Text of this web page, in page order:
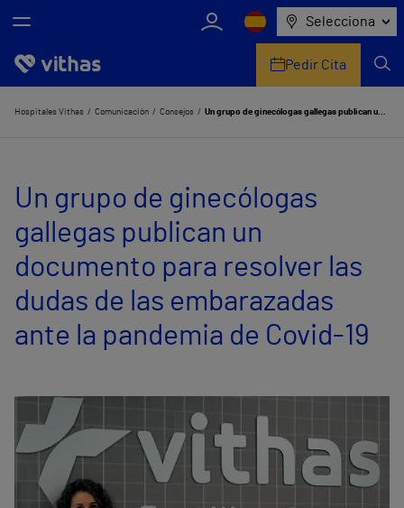
Selecciona
Nosotros
Servicios de salud
Equipo médico y asistencial
Comunicación
Pedir Cita
Hospitales Vithas Comunicación Consejos Un grupo de ginecólogas gallegas publican un documento para resolver las dudas de las embarazadas ante la pandemia de Covid-19
Un grupo de ginecólogas
gallegas publican un
documento para resolver las
dudas de las embarazadas
ante la pandemia de Covid-19